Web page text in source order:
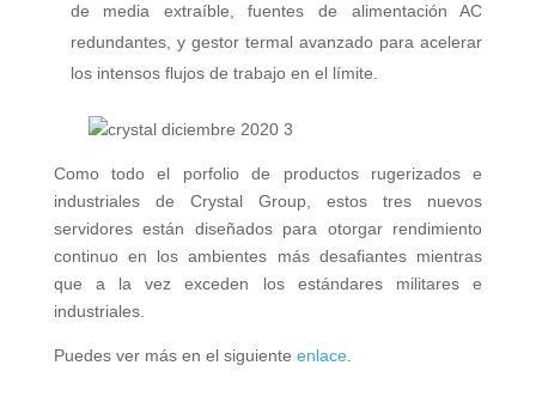
de media extraíble, fuentes de alimentación AC
redundantes, y gestor termal avanzado para acelerar
los intensos flujos de trabajo en el límite.
Como todo el porfolio de productos rugerizados e
industriales de Crystal Group, estos tres nuevos
servidores están diseñados para otorgar rendimiento
continuo en los ambientes más desafiantes mientras
que a la vez exceden los estándares militares e
industriales.
Puedes ver más en el siguiente enlace.